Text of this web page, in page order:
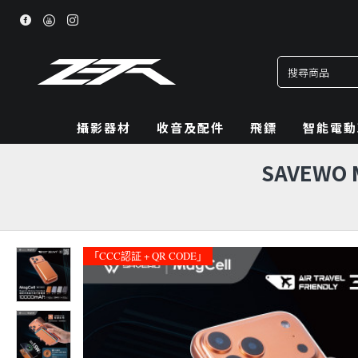
攝影器材 收音及配件 飛鏢 智能電
「CCC認証 + QR CODE」